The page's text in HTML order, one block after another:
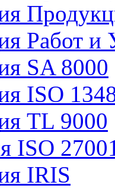
Работ и
SA 8000
ISO
TL 9000
ISO
IRIS